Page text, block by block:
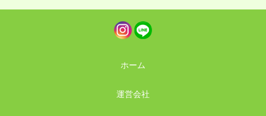
ホーム
運営会社